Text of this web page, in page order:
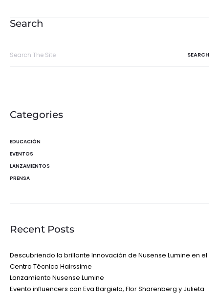
entradas
Search
Categories
EDUCACIÓN
EVENTOS
LANZAMIENTOS
PRENSA
Recent Posts
Descubriendo la brillante Innovación de Nusense Lumine en el
Centro Técnico Hairssime
Lanzamiento Nusense Lumine
Evento influencers con Eva Bargiela, Flor Sharenberg y Julieta